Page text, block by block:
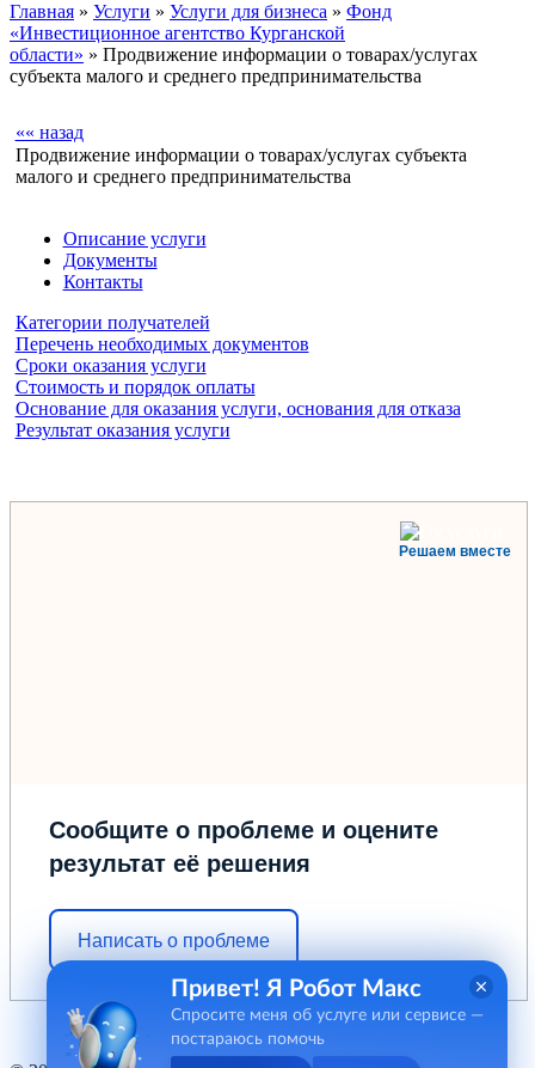
Главная » Услуги » Услуги для бизнеса » Фонд
«Инвестиционное агентство Курганской
области» » Продвижение информации о товарах/услугах
субъекта малого и среднего предпринимательства
«« назад
Продвижение информации о товарах/услугах субъекта
малого и среднего предпринимательства
Описание услуги
Документы
Контакты
Категории получателей
Перечень необходимых документов
Сроки оказания услуги
Стоимость и порядок оплаты
Основание для оказания услуги, основания для отказа
Результат оказания услуги
Решаем вместе
Сообщите о проблеме и оцените
результат её решения
Написать о проблеме
Привет! Я Робот Макс
Спросите меня об услуге или сервисе —
постараюсь помочь